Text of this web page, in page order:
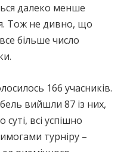
далеко менше
Тож не дивно, що
більше число
166 учасників.
вийшли 87 із них,
всі успішно
турніру –